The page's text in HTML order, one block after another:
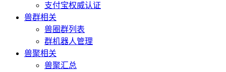
支付宝权威认证
兽群相关
兽圈群列表
群机器人管理
兽聚相关
兽聚汇总